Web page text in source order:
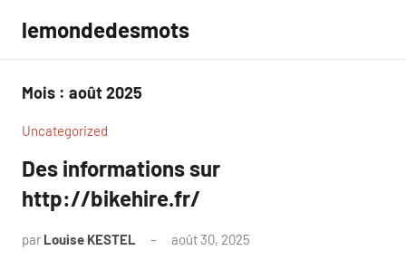
contenu
lemondedesmots
Mois : août 2025
Uncategorized
Des informations sur
http://bikehire.fr/
par Louise KESTEL août 30, 2025